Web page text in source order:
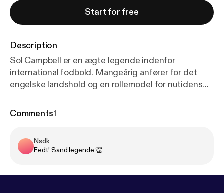
Start for free
Description
Sol Campbell er en ægte legende indenfor
international fodbold. Mangeårig anfører for det
engelske landshold og en rollemodel for nutidens
EXTRAORDINARY kan du glæde dig til en
Campbell. Sol deler sine tanker om ledelse og
teamwork, og hvordan hans mange erfaringer fra
Comments1
Nsdk
Fedt! Sand legende 👏